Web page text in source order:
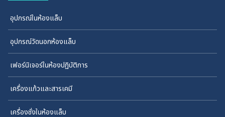
อุปกรณ์ในห้องแล็บ
อุปกรณ์วัดนอกห้องแล็บ
เฟอร์นิเจอร์ในห้องปฏิบัติการ
เครื่องแก้วและสารเคมี
เครื่องชั่งในห้องแล็บ